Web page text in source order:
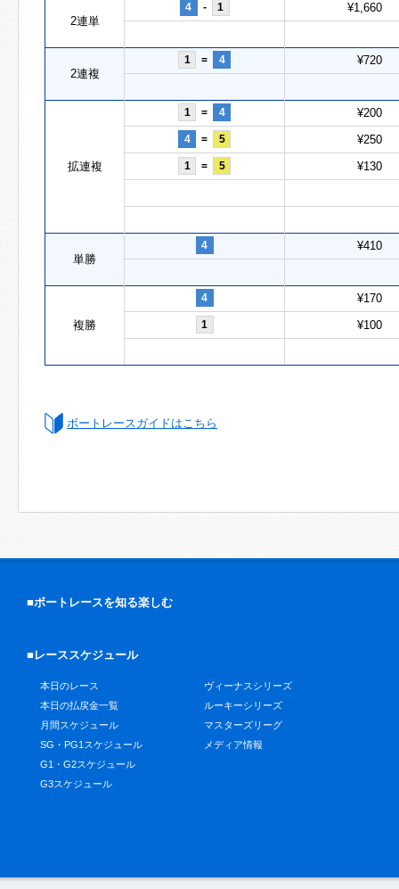
2連単
4 - 1 ¥1,660
2連複
1 = 4 ¥720
拡連複
1 = 4 ¥200
4 = 5 ¥250
1 = 5 ¥130
単勝
4 ¥410
複勝
4 ¥170
1 ¥100
ボートレースガイドはこちら
■ボートレースを知る楽しむ
■レーススケジュール
本日のレース
本日の払戻金一覧
月間スケジュール
SG・PG1スケジュール
G1・G2スケジュール
G3スケジュール
ヴィーナスシリーズ
ルーキーシリーズ
マスターズリーグ
メディア情報